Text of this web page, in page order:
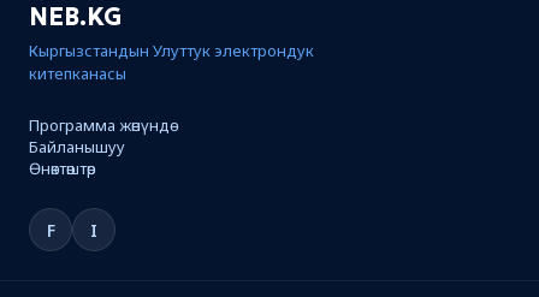
NEB.KG
Кыргызстандын Улуттук электрондук
китепканасы
Программа жөнүндө
Байланышуу
Өнөктөштөр
F I